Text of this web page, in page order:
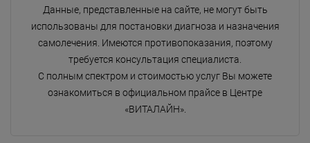
Данные, представленные на сайте, не могут быть
использованы для постановки диагноза и назначения
самолечения. Имеются противопоказания, поэтому
требуется консультация специалиста.
С полным спектром и стоимостью услуг Вы можете
ознакомиться в официальном прайсе в Центре
«ВИТАЛАЙН».